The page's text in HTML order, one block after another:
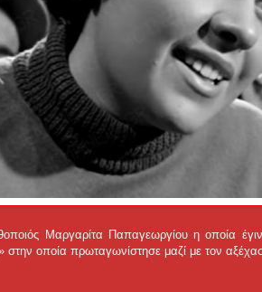
Μαργαρίτα Παπαγεωργίου η οποία
στην οποία πρωταγωνίστησε μαζί με τον